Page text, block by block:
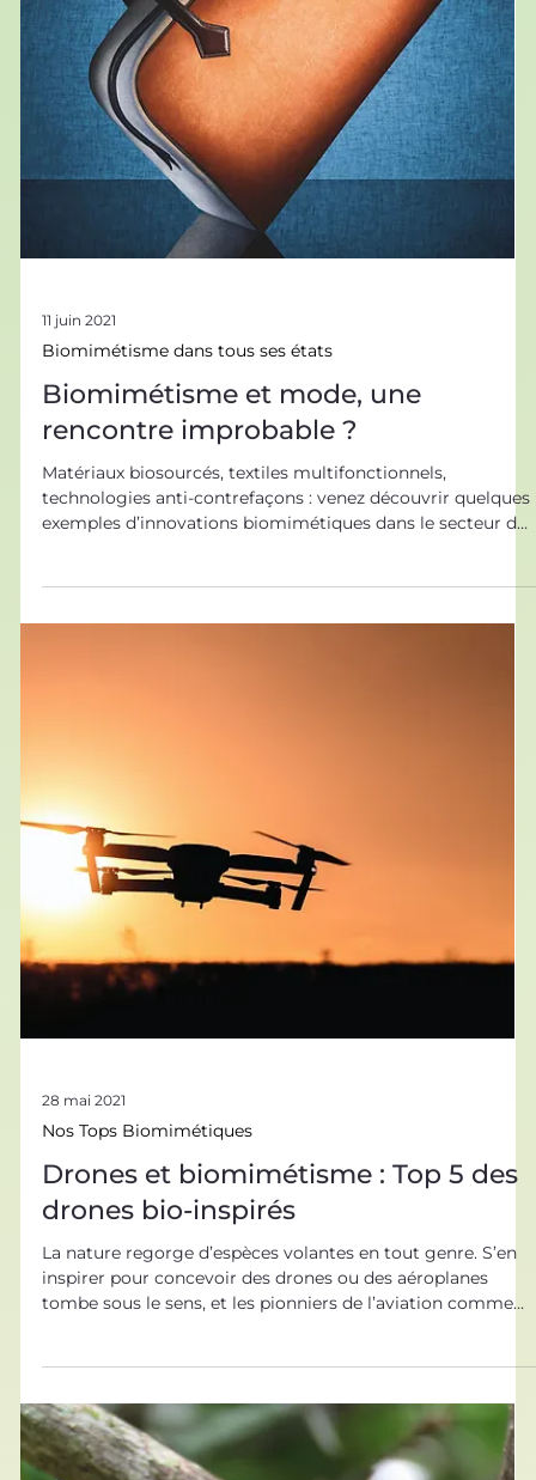
montagne, sur la route ou dans les airs : la nature entraîne
le sport à innover ! Sport de glisse et biomimétisme : ça
farte pour l’innovation ! Pour beaucoup, la pratique du
sport repose sur un échange avec la nature : les sports de
glisse, qui utilise
la mode ! Quand on parle de biomimétisme, on ne pense
pas en premier lieu à un secteur industriel comme la
mode. Pourtant une des inventions biomimétiques les plus
connues est le velcro, incontournable aujourd’hui ! À
l’heure où le secteur cherche à se réinventer, le
Nos Tops Biomimétiques
Drones et biomimétisme : Top 5 des